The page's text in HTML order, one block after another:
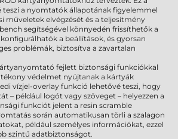
teszi a nyomtatók állapotának figyelemmel
műveletek elvégzését és a teljesítmény
segítségével könnyedén frissíthetők a
a beállítások, és gyorsan
problémák, biztosítva a zavartalan
fejlett biztonsági funkciókkal
védelmet nyújtanak a kártyák
vízjel-overlay funkció lehetővé teszi, hogy
– például logót vagy szöveget – helyezzen a
funkciót jelent a resin scramble
során automatikusan törli a szalagon
például személyes információkat, ezzel
szintű adatbiztonságot.